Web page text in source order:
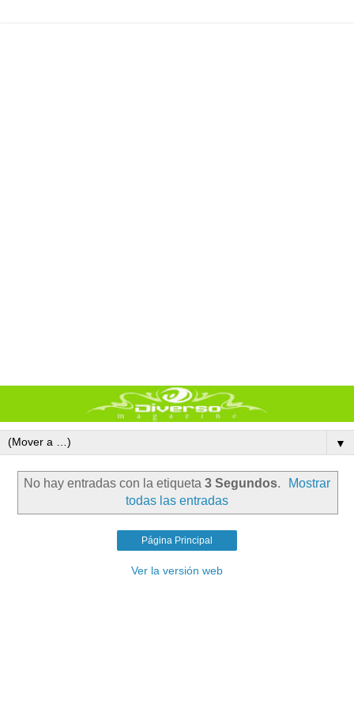
▼
No hay entradas con la etiqueta 3 Segundos.
Mostrar
todas las entradas
Página Principal
Ver la versión web